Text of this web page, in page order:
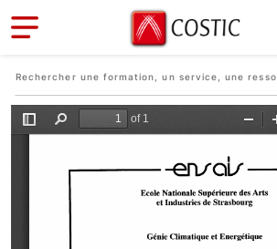
Aller au contenu principal